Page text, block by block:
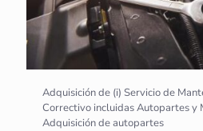
Adquisición de (i) Servicio de
Correctivo incluidas Autopartes y
Adquisición de autopartes